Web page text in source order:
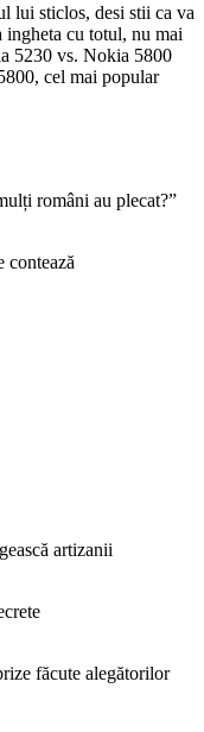
lui sticlos, desi stii ca va
cu totul, nu mai
5230 vs. Nokia 5800
cel mai popular
români au plecat?”
contează
artizanii
făcute alegătorilor